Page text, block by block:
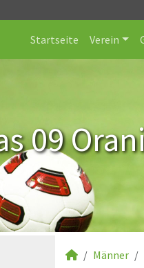
Startseite Verein
09
Männer